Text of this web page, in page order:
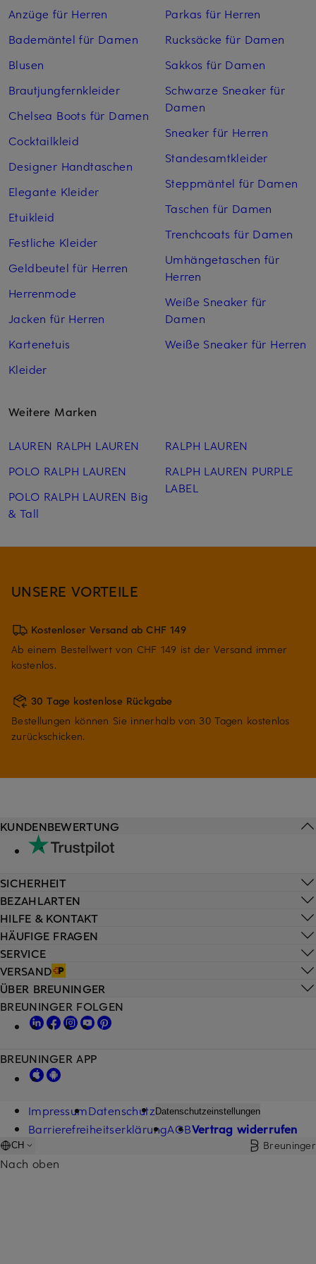
Anzüge für Herren
Bademäntel für Damen
Blusen
Brautjungfernkleider
Chelsea Boots für Damen
Cocktailkleid
Designer Handtaschen
Elegante Kleider
Etuikleid
Festliche Kleider
Geldbeutel für Herren
Herrenmode
Jacken für Herren
Kartenetuis
Kleider
Parkas für Herren
Rucksäcke für Damen
Sakkos für Damen
Schwarze Sneaker für
Damen
Sneaker für Herren
Standesamtkleider
Steppmäntel für Damen
Taschen für Damen
Trenchcoats für Damen
Umhängetaschen für
Herren
Weiße Sneaker für
Damen
Weiße Sneaker für Herren
Weitere Marken
LAUREN RALPH LAUREN
POLO RALPH LAUREN
POLO RALPH LAUREN Big
& Tall
RALPH LAUREN
RALPH LAUREN PURPLE
LABEL
UNSERE VORTEILE
Kostenloser Versand ab CHF 149
Ab einem Bestellwert von CHF 149 ist der Versand immer
kostenlos.
30 Tage kostenlose Rückgabe
Bestellungen können Sie innerhalb von 30 Tagen kostenlos
zurückschicken.
HILFE & KONTAKT
HÄUFIGE FRAGEN
SERVICE
VERSAND
KUNDENBEWERTUNG
SICHERHEIT
BEZAHLARTEN
ÜBER BREUNINGER
BREUNINGER FOLGEN
BREUNINGER APP
ImpressumDatenschutz Datenschutzeinstellungen
BarrierefreiheitserklärungAGBVertrag widerrufen
CH Breuninger
Nach oben